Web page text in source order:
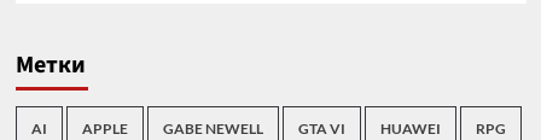
Метки
AI APPLE GABE NEWELL GTA VI HUAWEI RPG